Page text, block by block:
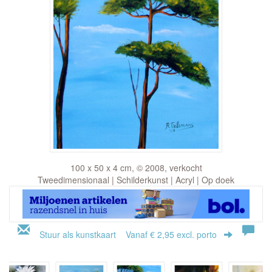
100 x 50 x 4 cm, © 2008, verkocht
Tweedimensionaal | Schilderkunst | Acryl | Op doek
Stuur als kunstkaart Vanaf € 2,95 excl. porto